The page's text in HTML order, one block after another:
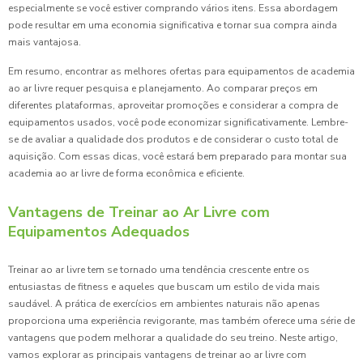
especialmente se você estiver comprando vários itens. Essa abordagem
pode resultar em uma economia significativa e tornar sua compra ainda
mais vantajosa.
Em resumo, encontrar as melhores ofertas para equipamentos de academia
ao ar livre requer pesquisa e planejamento. Ao comparar preços em
diferentes plataformas, aproveitar promoções e considerar a compra de
equipamentos usados, você pode economizar significativamente. Lembre-
se de avaliar a qualidade dos produtos e de considerar o custo total de
aquisição. Com essas dicas, você estará bem preparado para montar sua
academia ao ar livre de forma econômica e eficiente.
Vantagens de Treinar ao Ar Livre com
Equipamentos Adequados
Treinar ao ar livre tem se tornado uma tendência crescente entre os
entusiastas de fitness e aqueles que buscam um estilo de vida mais
saudável. A prática de exercícios em ambientes naturais não apenas
proporciona uma experiência revigorante, mas também oferece uma série de
vantagens que podem melhorar a qualidade do seu treino. Neste artigo,
vamos explorar as principais vantagens de treinar ao ar livre com